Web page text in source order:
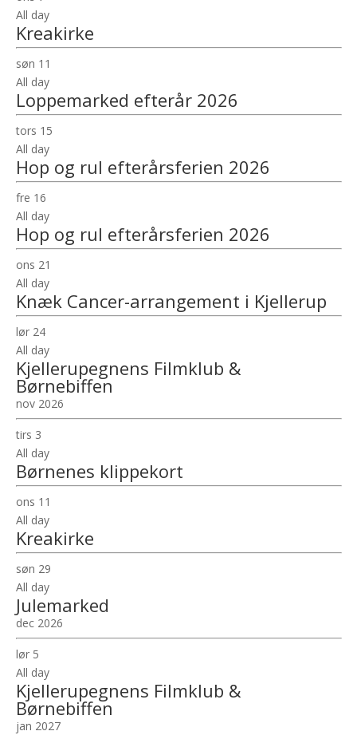
All day
Kreakirke
søn 11
All day
Loppemarked efterår 2026
tors 15
All day
Hop og rul efterårsferien 2026
fre 16
All day
Hop og rul efterårsferien 2026
ons 21
All day
Knæk Cancer-arrangement i Kjellerup
lør 24
All day
Kjellerupegnens Filmklub &
Børnebiffen
nov 2026
tirs 3
All day
Børnenes klippekort
ons 11
All day
Kreakirke
søn 29
All day
Julemarked
dec 2026
lør 5
All day
Kjellerupegnens Filmklub &
Børnebiffen
jan 2027